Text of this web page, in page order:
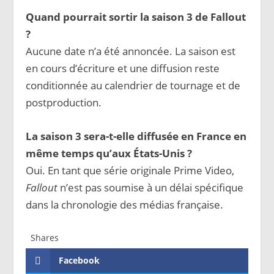
Quand pourrait sortir la saison 3 de Fallout
?
Aucune date n’a été annoncée. La saison est
en cours d’écriture et une diffusion reste
conditionnée au calendrier de tournage et de
postproduction.
La saison 3 sera-t-elle diffusée en France en
même temps qu’aux États-Unis ?
Oui. En tant que série originale Prime Video,
Fallout n’est pas soumise à un délai spécifique
dans la chronologie des médias française.
Shares
Facebook